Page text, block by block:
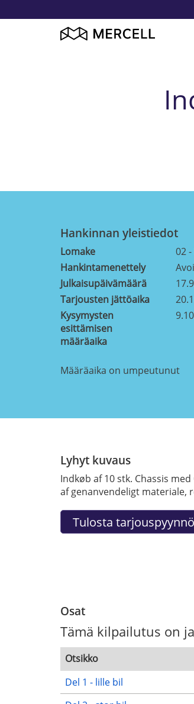
Hankinnan yleistiedot
Lomake
02
Hankintamenettely
Julkaisupäivämäärä
Tarjousten jättöaika
Kysymysten
esittämisen
määräaika
Määräaika on umpeutunut
Lyhyt kuvaus
Indkøb af 10 stk. Chassis
af genanvendeligt materiale,
Osat
Tämä kilpailutus on
Otsikko
Del 1 - lille bil